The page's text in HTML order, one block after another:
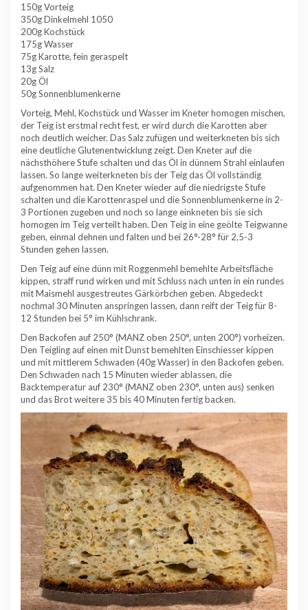
150g Vorteig
350g Dinkelmehl 1050
200g Kochstück
175g Wasser
75g Karotte, fein geraspelt
13g Salz
20g Öl
50g Sonnenblumenkerne
Vorteig, Mehl, Kochstück und Wasser im Kneter homogen mischen,
der Teig ist erstmal recht fest, er wird durch die Karotten aber
noch deutlich weicher. Das Salz zufügen und weiterkneten bis sich
eine deutliche Glutenentwicklung zeigt. Den Kneter auf die
nächsthöhere Stufe schalten und das Öl in dünnem Strahl einlaufen
lassen. So lange weiterkneten bis der Teig das Öl vollständig
aufgenommen hat. Den Kneter wieder auf die niedrigste Stufe
schalten und die Karottenraspel und die Sonnenblumenkerne in 2-
3 Portionen zugeben und noch so lange einkneten bis sie sich
homogen im Teig verteilt haben. Den Teig in eine geölte Teigwanne
geben, einmal dehnen und falten und bei 26°-28° für 2,5-3
Stunden gehen lassen.
Den Teig auf eine dünn mit Roggenmehl bemehlte Arbeitsfläche
kippen, straff rund wirken und mit Schluss nach unten in ein rundes
mit Maismehl ausgestreutes Gärkörbchen geben. Abgedeckt
nochmal 30 Minuten anspringen lassen, dann reift der Teig für 8-
12 Stunden bei 5° im Kühlschrank.
Den Backofen auf 250° (MANZ oben 250°, unten 200°) vorheizen.
Den Teigling auf einen mit Dunst bemehlten Einschiesser kippen
und mit mittlerem Schwaden (40g Wasser) in den Backofen geben.
Den Schwaden nach 15 Minuten wieder ablassen, die
Backtemperatur auf 230° (MANZ oben 230°, unten aus) senken
und das Brot weitere 35 bis 40 Minuten fertig backen.